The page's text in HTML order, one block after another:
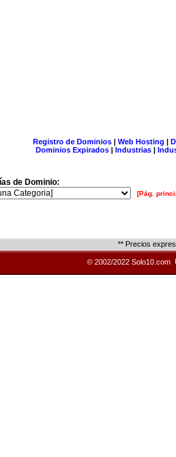
Registro de Dominios| Web Hosting |
Dominios Expirados | Industrias |
de Dominio:
[Pág.
** Precios
© 2002/2022 Solo10.com